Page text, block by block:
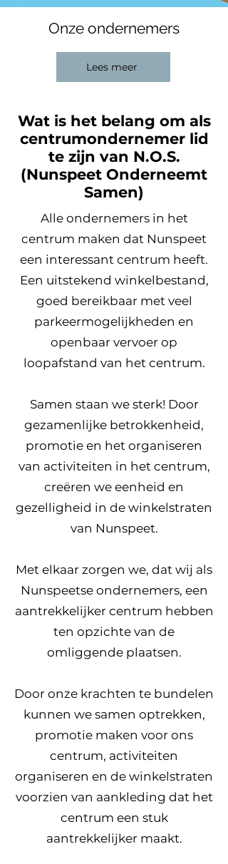
Onze ondernemers
Lees meer
Wat is het belang om als
centrumondernemer lid
te zijn van N.O.S.
(Nunspeet Onderneemt
Samen)
Alle ondernemers in het
centrum maken dat Nunspeet
een interessant centrum heeft.
Een uitstekend winkelbestand,
goed bereikbaar met veel
parkeermogelijkheden en
openbaar vervoer op
loopafstand van het centrum.
Samen staan we sterk! Door
gezamenlijke betrokkenheid,
promotie en het organiseren
van activiteiten in het centrum,
creëren we eenheid en
gezelligheid in de winkelstraten
van Nunspeet.
Met elkaar zorgen we, dat wij als
Nunspeetse ondernemers, een
aantrekkelijker centrum hebben
ten opzichte van de
omliggende plaatsen.
Door onze krachten te bundelen
kunnen we samen optrekken,
promotie maken voor ons
centrum, activiteiten
organiseren en de winkelstraten
voorzien van aankleding dat het
centrum een stuk
aantrekkelijker maakt.